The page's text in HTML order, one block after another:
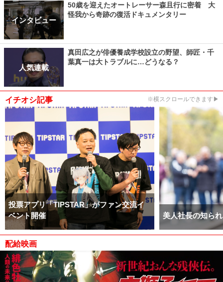
インタビュー
50歳を迎えたオートレーサー森且行に密着 大
怪我から奇跡の復活ドキュメンタリー
人気連載
真田広之が俳優養成学校設立の野望、師匠・千
葉真一は大トラブルに…どうなる？
イチオシ記事 ※横スクロールできます▶
投票アプリ「TIPSTAR」がファン交流イ
ベント開催
美人社長の知ら
配給映画